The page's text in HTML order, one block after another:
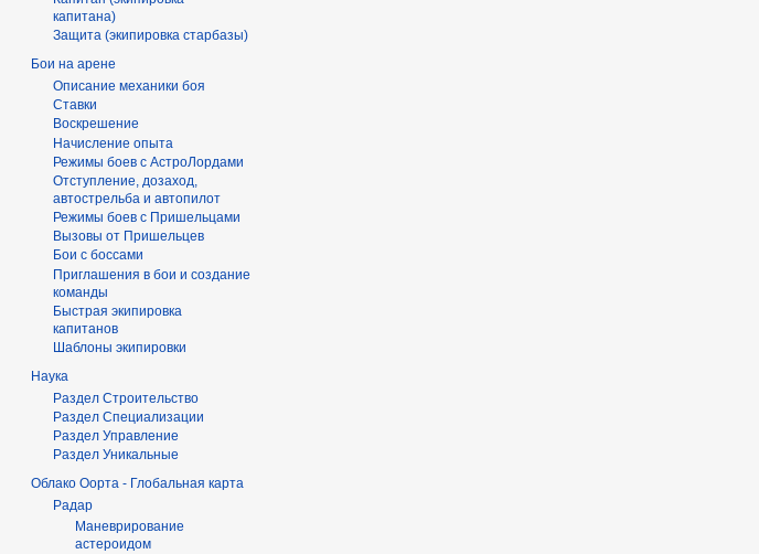
капитана)
Защита (экипировка старбазы)
Бои на арене
Описание механики боя
Ставки
Воскрешение
Начисление опыта
Режимы боев с АстроЛордами
Отступление, дозаход,
автострельба и автопилот
Режимы боев с Пришельцами
Вызовы от Пришельцев
Бои с боссами
Приглашения в бои и создание
команды
Быстрая экипировка
капитанов
Шаблоны экипировки
Наука
Раздел Строительство
Раздел Специализации
Раздел Управление
Раздел Уникальные
Облако Оорта - Глобальная карта
Радар
Маневрирование
астероидом